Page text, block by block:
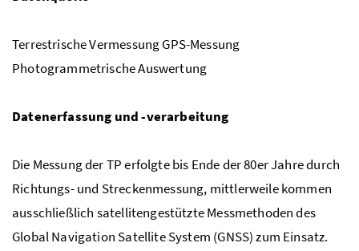
Terrestrische Vermessung GPS-Messung
Photogrammetrische Auswertung
Datenerfassung und -verarbeitung
Die Messung der TP erfolgte bis Ende der 80er Jahre durch
Richtungs- und Streckenmessung, mittlerweile kommen
ausschließlich satellitengestützte Messmethoden des
Global Navigation Satellite System (GNSS) zum Einsatz.